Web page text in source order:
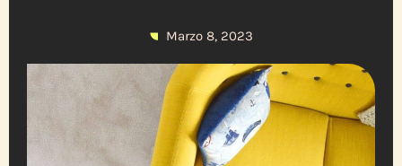
Marzo 8, 2023